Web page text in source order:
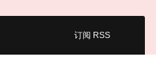
订阅 RSS